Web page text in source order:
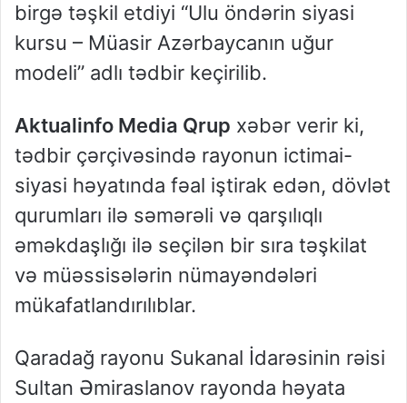
birgə təşkil etdiyi “Ulu öndərin siyasi
kursu – Müasir Azərbaycanın uğur
modeli” adlı tədbir keçirilib.
Aktualinfo Media Qrup xəbər verir ki,
tədbir çərçivəsində rayonun ictimai-
siyasi həyatında fəal iştirak edən, dövlət
qurumları ilə səmərəli və qarşılıqlı
əməkdaşlığı ilə seçilən bir sıra təşkilat
və müəssisələrin nümayəndələri
mükafatlandırılıblar.
Qaradağ rayonu Sukanal İdarəsinin rəisi
Sultan Əmiraslanov rayonda həyata